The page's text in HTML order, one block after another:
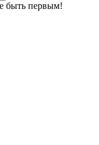
быть первым!